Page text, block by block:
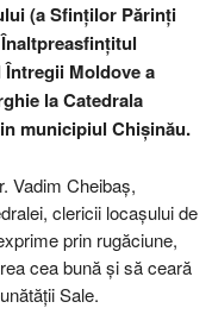
(a Sfinților Părinți
Moldove a
la Catedrala
municipiul Chișinău.
Vadim Cheibaş,
clericii locașului de
prin rugăciune,
cea bună și să ceară
Sale.